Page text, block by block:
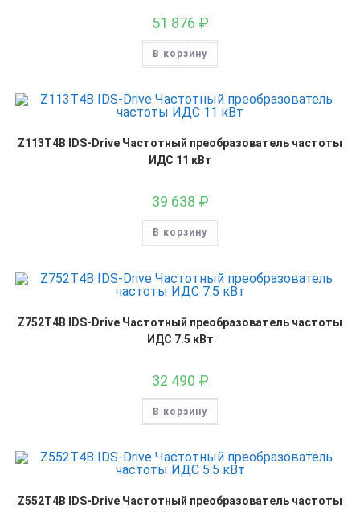
51 876 ₽
В корзину
Z113T4B IDS-Drive Частотный преобразователь частоты
ИДС 11 кВт
39 638 ₽
В корзину
Z752T4B IDS-Drive Частотный преобразователь частоты
ИДС 7.5 кВт
32 490 ₽
В корзину
Z552T4B IDS-Drive Частотный преобразователь частоты